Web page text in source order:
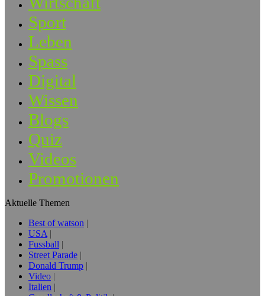
Sport
Leben
Spass
Digital
Wissen
Blogs
Quiz
Videos
Promotionen
Aktuelle Themen
Best of watson
USA
Fussball
Street Parade
Donald Trump
Video
Italien